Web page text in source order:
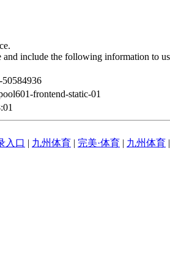
and include the following information to
50584936
frontend-static-01
入口 | 九州体育 | 完美·体育 | 九州体育